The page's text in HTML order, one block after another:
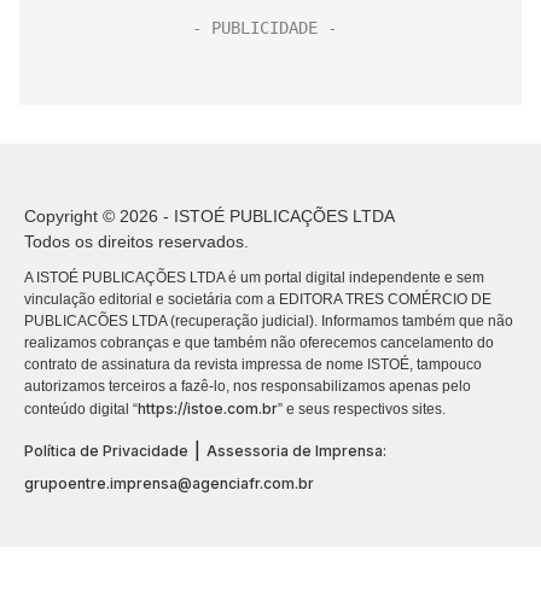
Copyright © 2026 - ISTOÉ PUBLICAÇÕES LTDA
Todos os direitos reservados.
A ISTOÉ PUBLICAÇÕES LTDA é um portal digital independente e sem
vinculação editorial e societária com a EDITORA TRES COMÉRCIO DE
PUBLICACÕES LTDA (recuperação judicial). Informamos também que não
realizamos cobranças e que também não oferecemos cancelamento do
contrato de assinatura da revista impressa de nome ISTOÉ, tampouco
autorizamos terceiros a fazê-lo, nos responsabilizamos apenas pelo
conteúdo digital “https://istoe.com.br” e seus respectivos sites.
Política de Privacidade
Assessoria de Imprensa:
grupoentre.imprensa@agenciafr.com.br